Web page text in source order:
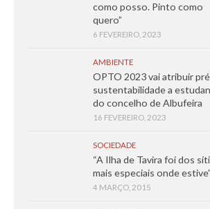
como posso. Pinto como
quero”
6 FEVEREIRO, 2023
AMBIENTE
OPTO 2023 vai atribuir
sustentabilidade a
do concelho de Albufeira
16 FEVEREIRO, 2023
SOCIEDADE
“A Ilha de Tavira foi dos
mais especiais onde estive”
4 MARÇO, 2015